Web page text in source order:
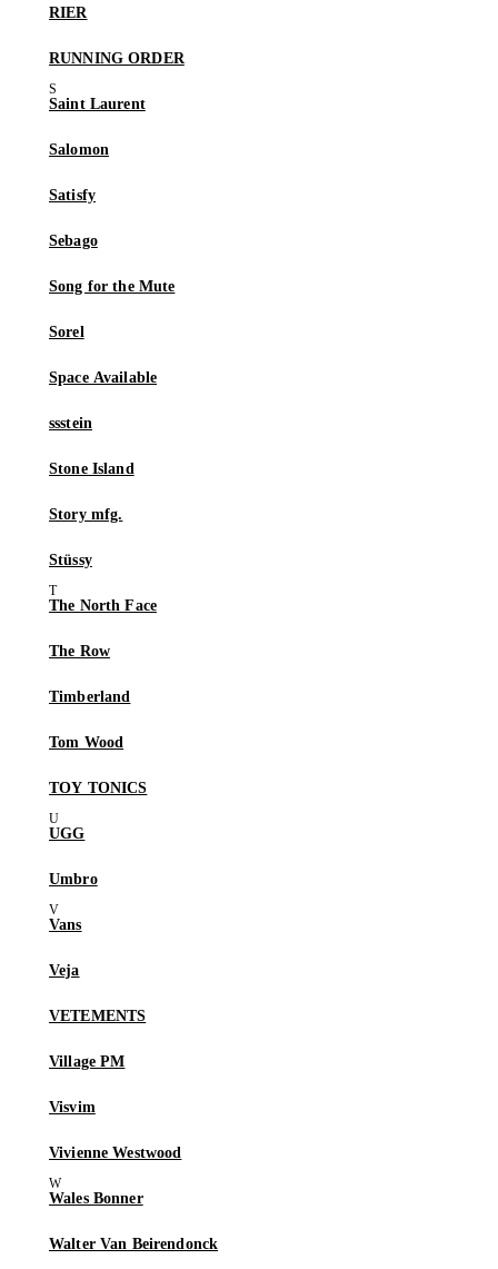
RIER
RUNNING ORDER
Saint Laurent
Salomon
Satisfy
Sebago
Song for the Mute
Sorel
Space Available
ssstein
Stone Island
Story mfg.
Stüssy
The North Face
The Row
Timberland
Tom Wood
TOY TONICS
UGG
Umbro
Vans
Veja
VETEMENTS
Village PM
Visvim
Vivienne Westwood
Wales Bonner
Walter Van Beirendonck